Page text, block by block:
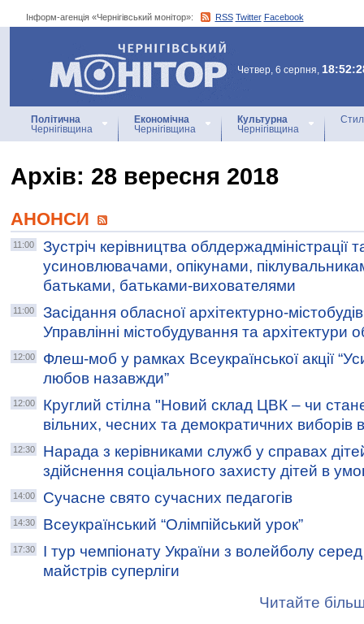
Інформ-агенція «Чернігівський монітор»: RSS Twitter Facebook
Інформ-агенція
«Чернігівський монітор»
Четвер, 6 серпня,
Політична
Чернігівщина
Економічна
Чернігівщина
Культурна
Чернігівщина
Архiв: 28 вересня 2018
АНОНСИ
11:00
Зустріч керівництва облдержадміністрації
усиновлювачами, опікунами,
батьками, батьками-вихователями
11:00
Засідання обласної архітектурно-
Управлінні містобудування та архітектури
12:00
Флеш-моб у рамках Всеукраїнської акції
любов назавжди”
12:00
Круглий стілна "Новий склад ЦВК – чи
вільних, чесних та демократичних виборів в
12:30
Нарада з керівниками служб у справах
здійснення соціального захисту дітей в
14:00 Сучасне свято сучасних педагогів
14:30 Всеукраїнський “Олімпійський урок”
17:30
І тур чемпіонату України з волейболу
майстрів суперліги
Читайте